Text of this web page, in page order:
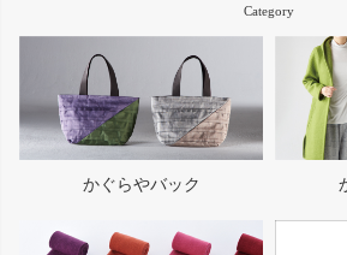
Category
かぐらやバック